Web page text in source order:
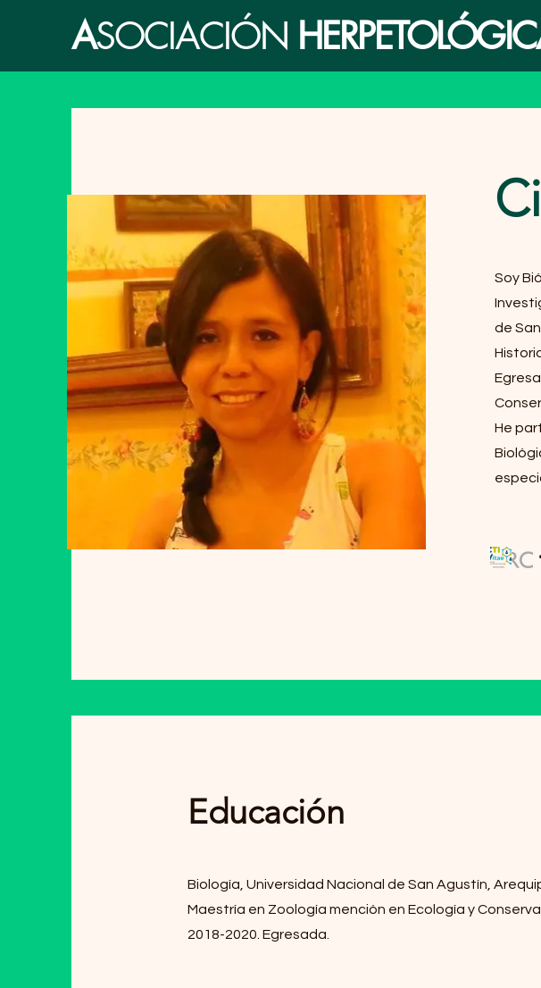
ASOCIACIÓN
Soy
de
He
Educación
Biología, Universidad Nacional de San Agustín,
Maestría en Zoología mención en Ecología y
2018-2020. Egresada.